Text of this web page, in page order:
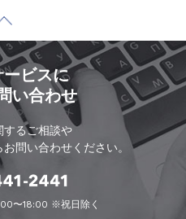
ビスに
い合わせ
するご相談や
問い合わせください。
〜18:00 ※祝日除く